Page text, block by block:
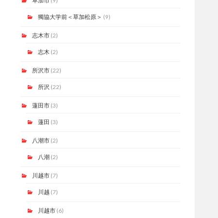
獨協大学前＜草加松原＞ (9)
志木市(2)
志木 (2)
所沢市(22)
所沢 (22)
蓮田市(3)
蓮田 (3)
八潮市(2)
八潮(2)
川越市(7)
川越 (7)
川越市(6)